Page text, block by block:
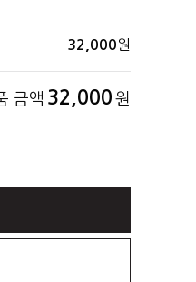
32,000원
금액 32,000 원